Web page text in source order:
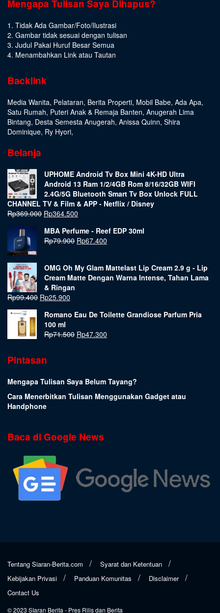
Mengapa Tulisan Saya Dihapus?
1. Tidak Ada Gambar/Foto/Ilustrasi
2. Gambar tidak sesuai dengan tulisan
3. Judul Pakai Huruf Besar Semua
4. Menambahkan Link atau Tautan
Backlink
Media Wanita, Pelataran, Berita Properti, Mobil Babe, Ada Apa,
Satu Rumah, Puteri Anak & Remaja Banten, Anugerah Lima
Bintang, Desta Semesta Anugerah, Anissa Quinn, Shira
Dominique, Ry Hyori,
Belanja
UPHOME Android Tv Box Mini 4K-HD Ultra
Android 13 Ram 1/2/4GB Rom 8/16/32GB WIFI
2.4G/5G Bluetooth Smart Tv Box Unlock FULL
CHANNEL TV & Film & APP - Netflix / Disney
Rp369.000 Rp364.500
MBA Perfume - Reef EDP 30ml
Rp79.900 Rp67.400
OMG Oh My Glam Mattelast Lip Cream 2.9 g - Lip
Cream Matte Dengan Warna Intense, Tahan Lama
& Ringan
Rp99.400 Rp25.900
Romano Eau De Toilette Grandiose Parfum Pria
100 ml
Rp71.500 Rp47.300
Pintasan
Mengapa Tulisan Saya Belum Tayang?
Cara Menerbitkan Tulisan Menggunakan Gadget atau
Handphone
Baca di Google News
Tentang Siaran-Berita.com
Syarat dan Ketentuan
Kebijakan Privasi
Panduan Komunitas
Disclaimer
Contact Us
© 2023 SIaran Berita - Pres Rilis dan Berita